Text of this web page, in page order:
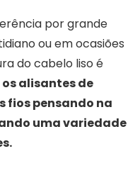
por grande
ou em ocasiões
do cabelo liso é
os alisantes de
fios pensando na
uma variedade